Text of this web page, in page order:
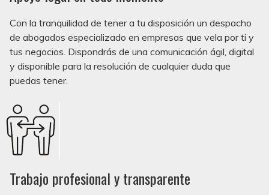
Con la tranquilidad de tener a tu disposición un despacho
de abogados especializado en empresas que vela por ti y
tus negocios. Dispondrás de una comunicación ágil, digital
y disponible para la resolución de cualquier duda que
puedas tener.
Trabajo profesional y transparente